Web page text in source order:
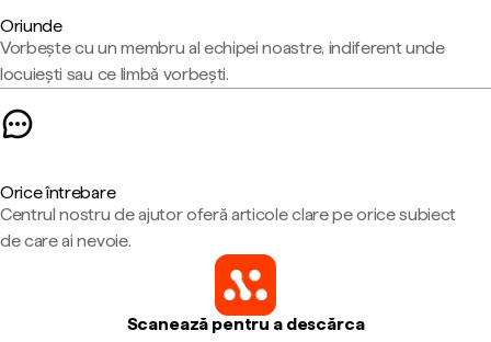
Oriunde
Vorbește cu un membru al echipei noastre, indiferent unde
locuiești sau ce limbă vorbești.
Orice întrebare
Centrul nostru de ajutor oferă articole clare pe orice subiect
de care ai nevoie.
Scanează pentru a descărca